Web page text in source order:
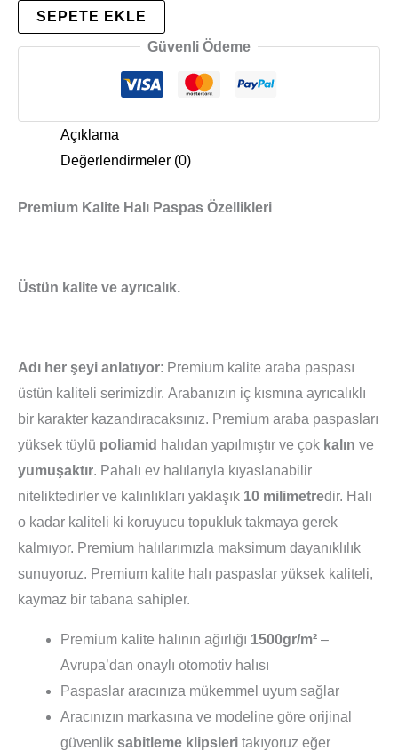
SEPETE EKLE
Güvenli Ödeme
Açıklama
Değerlendirmeler (0)
Premium Kalite Halı Paspas Özellikleri
Üstün kalite ve ayrıcalık.
Adı her şeyi anlatıyor: Premium kalite araba paspası
üstün kaliteli serimizdir. Arabanızın iç kısmına ayrıcalıklı
bir karakter kazandıracaksınız. Premium araba paspasları
yüksek tüylü poliamid halıdan yapılmıştır ve çok kalın ve
yumuşaktır. Pahalı ev halılarıyla kıyaslanabilir
niteliktedirler ve kalınlıkları yaklaşık 10 milimetredir. Halı
o kadar kaliteli ki koruyucu topukluk takmaya gerek
kalmıyor. Premium halılarımızla maksimum dayanıklılık
sunuyoruz. Premium kalite halı paspaslar yüksek kaliteli,
kaymaz bir tabana sahipler.
Premium kalite halının ağırlığı 1500gr/m² –
Avrupa’dan onaylı otomotiv halısı
Paspaslar aracınıza mükemmel uyum sağlar
Aracınızın markasına ve modeline göre orijinal
güvenlik sabitleme klipsleri takıyoruz eğer